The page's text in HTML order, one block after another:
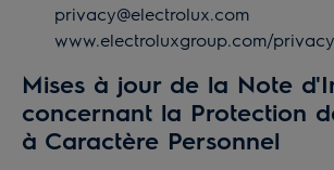
privacy@electrolux.com
www.electroluxgroup.com/privacy
Mises à jour de la Note
concernant la Protection
à Caractère Personnel